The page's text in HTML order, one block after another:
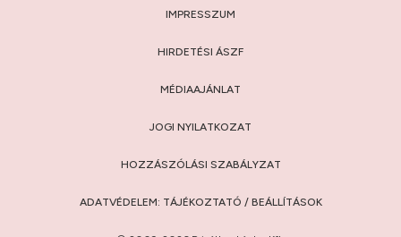
IMPRESSZUM
HIRDETÉSI ÁSZF
MÉDIAAJÁNLAT
JOGI NYILATKOZAT
HOZZÁSZÓLÁSI SZABÁLYZAT
ADATVÉDELEM: TÁJÉKOZTATÓ / BEÁLLÍTÁSOK